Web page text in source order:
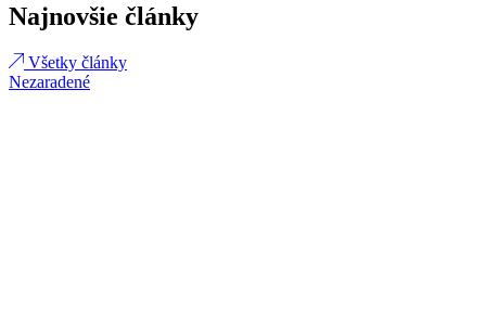
Najnovšie články
Všetky články
Nezaradené